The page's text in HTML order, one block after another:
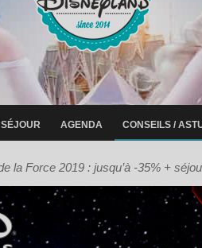
AGENDA CONSEILS /
la Force 2019 : jusqu’à -35% +